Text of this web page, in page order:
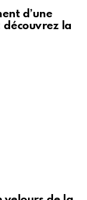
d’une
découvrez la